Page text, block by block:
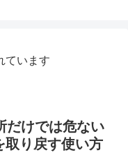
ています
けでは危ない
取り戻す使い方